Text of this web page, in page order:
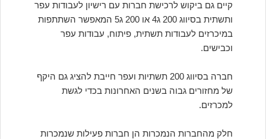
קיים גם ביקוש לרכישת חברות עם רישיון לעבודות עפר
ותשתית בסיווג 200 ג4 או 200 ג5 המאפשר השתתפות
במיכרזים לעבודות תשתית, פיתוח, עבודות עפר
וכבישים.
חברה בסיווג 200 תשתיות ועפר חייבת להציג גם היקף
של מחזורים גבוה בשנים האחרונות בכדי לגשת
למכרזים.
חלק מהחברות הנמכרות הן חברות פעילות שנמכרות